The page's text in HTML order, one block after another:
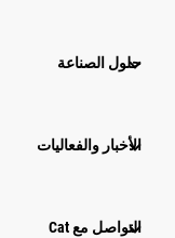
حلول الصناعة
الأخبار والفعاليات
التواصل مع Cat